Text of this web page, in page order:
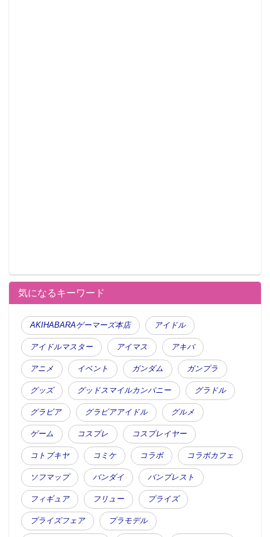
気になるキーワード
AKIHABARAゲーマーズ本店 アイドル
アイドルマスター アイマス アキバ
アニメ イベント ガンダム ガンプラ
グッズ グッドスマイルカンパニー グラドル
グラビア グラビアアイドル グルメ
ゲーム コスプレ コスプレイヤー
コトブキヤ コミケ コラボ コラボカフェ
ソフマップ バンダイ バンプレスト
フィギュア フリュー プライズ
プライズフェア プラモデル